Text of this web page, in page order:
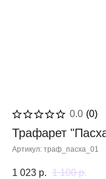
0.0 (0)
Трафарет
Артикул: траф_пасха_01
1 023 р. 1 100 р.